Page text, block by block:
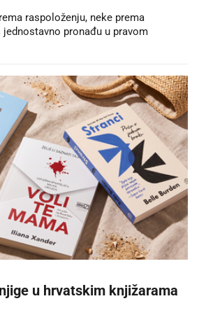
raspoloženju, neke prema
pronađu u pravom
u hrvatskim knjižarama